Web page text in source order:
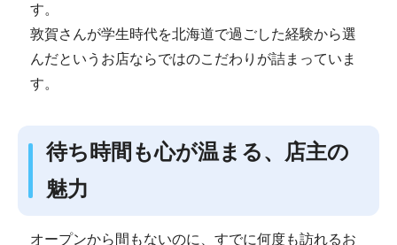
す。
敦賀さんが学生時代を北海道で過ごした経験から選
んだというお店ならではのこだわりが詰まっていま
す。
待ち時間も心が温まる、店主の
魅力
オープンから間もないのに、すでに何度も訪れるお